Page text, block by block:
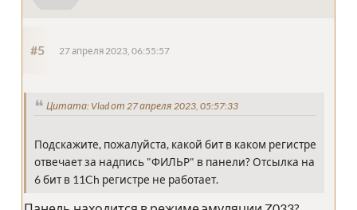
#5 27 апреля 2023, 06:55:57
Цитата: Vlad от 27 апреля 2023, 05:57:33
Подскажите, пожалуйста, какой бит в каком регистре
отвечает за надпись "ФИЛЬР" в панели? Отсылка на
6 бит в 11Ch регистре не работает.